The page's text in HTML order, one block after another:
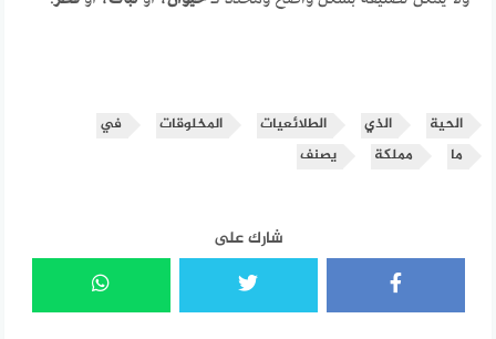
الحية الذي الطلائعيات المخلوقات
في
ما
مملكة يصنف
شارك على